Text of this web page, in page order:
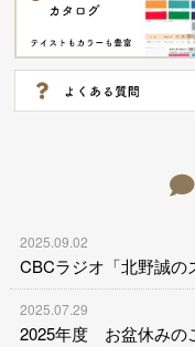
2025.09.02
CBCラジオ「北野誠の
2025.07.29
2025年度 お盆休みの